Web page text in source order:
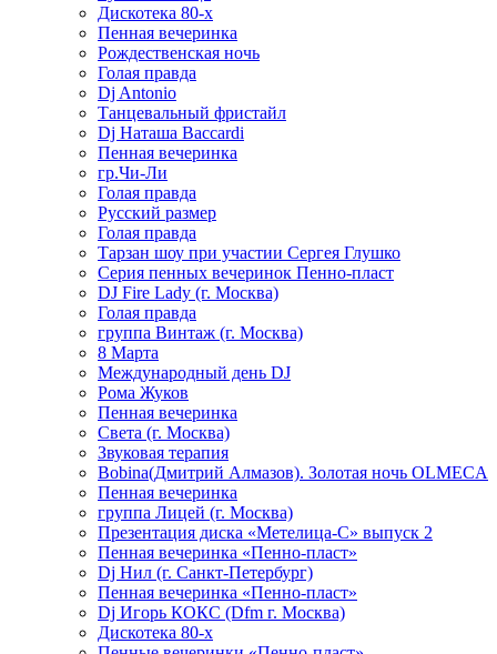
Дискотека 80-х
Пенная вечеринка
Рождественская ночь
Голая правда
Dj Antonio
Танцевальный фристайл
Dj Наташа Baccardi
Пенная вечеринка
гр.Чи-Ли
Голая правда
Русский размер
Голая правда
Тарзан шоу при участии Сергея Глушко
Серия пенных вечеринок Пенно-пласт
DJ Fire Lady (г. Москва)
Голая правда
группа Винтаж (г. Москва)
8 Марта
Международный день DJ
Рома Жуков
Пенная вечеринка
Света (г. Москва)
Звуковая терапия
Bobina(Дмитрий Алмазов). Золотая ночь OLMECA
Пенная вечеринка
группа Лицей (г. Москва)
Презентация диска «Метелица-С» выпуск 2
Пенная вечеринка «Пенно-пласт»
Dj Нил (г. Санкт-Петербург)
Пенная вечеринка «Пенно-пласт»
Dj Игорь КОКС (Dfm г. Москва)
Дискотека 80-х